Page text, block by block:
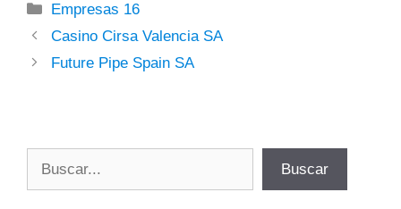
Categorías
Empresas 16
Casino Cirsa Valencia SA
Future Pipe Spain SA
Buscar